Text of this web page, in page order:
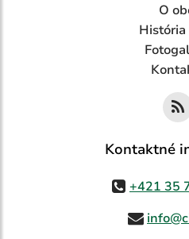
O
História
Kontaktné
+421 35